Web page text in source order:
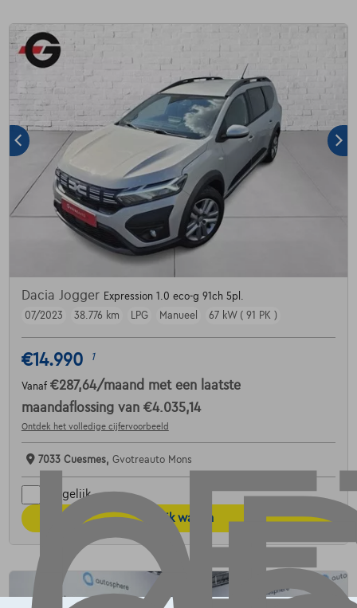
Dacia Jogger Expression 1.0 eco-g 91ch 5pl.
07/2023
38.776 km LPG Manueel 67 kW ( 91 PK )
€14.990 1
Vanaf €287,64/maand met een laatste
maandaflossing van €4.035,14
Ontdek het volledige cijfervoorbeeld
7033 Cuesmes, Gvotreauto Mons
Vergelijk
Bekijk wagen